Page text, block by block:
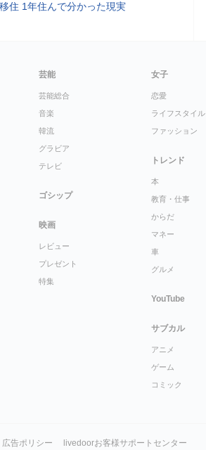
住 1年住んで分かった現実
芸能
芸能総合
音楽
韓流
グラビア
テレビ
ゴシップ
映画
レビュー
プレゼント
特集
女子
恋愛
ライフスタイル
ファッション
トレンド
本
教育・仕事
からだ
マネー
車
グルメ
YouTube
サブカル
アニメ
ゲーム
コミック
告ポリシー livedoorお客様サポートセンター